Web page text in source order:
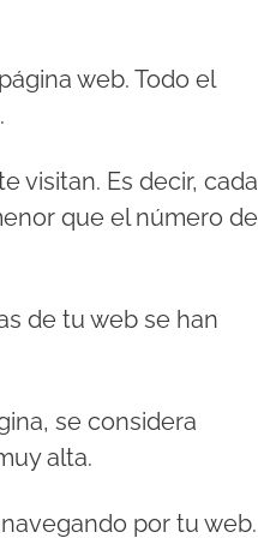
web. Todo el
visitan. Es decir, cada
que el número de
de tu web se han
se considera
alta.
por tu web.